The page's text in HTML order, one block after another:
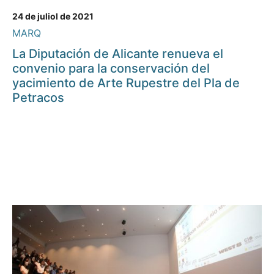
24 de juliol de 2021
MARQ
La Diputación de Alicante renueva el
convenio para la conservación del
yacimiento de Arte Rupestre del Pla de
Petracos